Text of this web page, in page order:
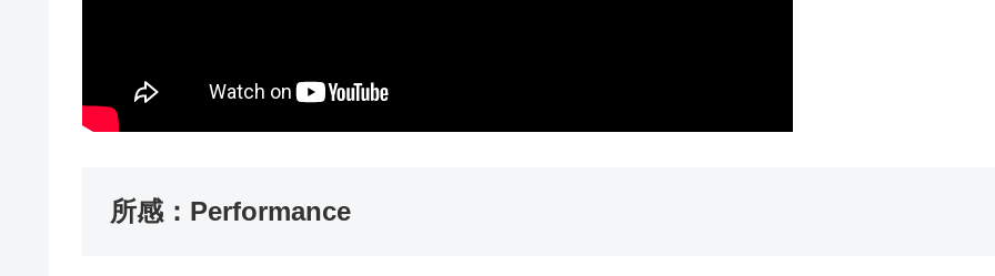
所感：Performance